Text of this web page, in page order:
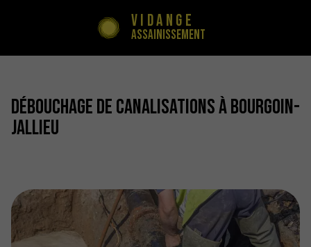
Vidange
Assainissement
Débouchage de canalisations à Bourgoin-
Jallieu